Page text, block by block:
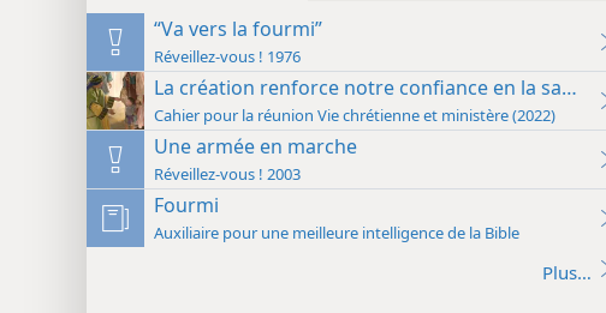
“Va vers la fourmi”
Réveillez-vous ! 1976
La création renforce notre confiance en la sagesse
Cahier pour la réunion Vie chrétienne et ministère (2022)
Une armée en marche
Réveillez-vous ! 2003
Fourmi
Auxiliaire pour une meilleure intelligence de la Bible
Plus…